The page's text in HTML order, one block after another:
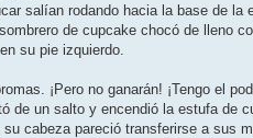
salían rodando hacia la base de la
de cupcake chocó de lleno
su pie izquierdo.
¡Pero no ganarán! ¡Tengo el
de un salto y encendió la estufa de
cabeza pareció transferirse a sus